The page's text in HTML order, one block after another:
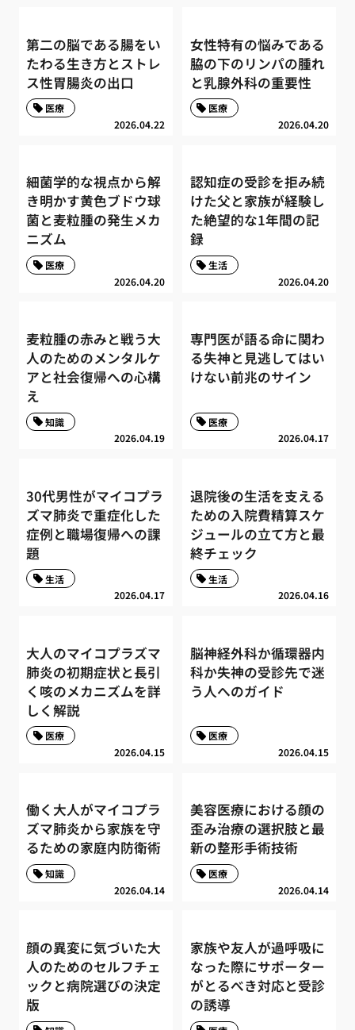
第二の脳である腸をい
たわる生き方とストレ
ス性胃腸炎の出口
2026.04.22
医療
女性特有の悩みである
脇の下のリンパの腫れ
と乳腺外科の重要性
2026.04.20
医療
細菌学的な視点から解
き明かす黄色ブドウ球
菌と麦粒腫の発生メカ
ニズム
2026.04.20
医療
認知症の受診を拒み続
けた父と家族が経験し
た絶望的な1年間の記
録
2026.04.20
生活
麦粒腫の赤みと戦う大
人のためのメンタルケ
アと社会復帰への心構
え
2026.04.19
知識
専門医が語る命に関わ
る失神と見逃してはい
けない前兆のサイン
2026.04.17
医療
30代男性がマイコプラ
ズマ肺炎で重症化した
症例と職場復帰への課
題
2026.04.17
生活
退院後の生活を支える
ための入院費精算スケ
ジュールの立て方と最
終チェック
2026.04.16
生活
大人のマイコプラズマ
肺炎の初期症状と長引
く咳のメカニズムを詳
しく解説
2026.04.15
医療
脳神経外科か循環器内
科か失神の受診先で迷
う人へのガイド
2026.04.15
医療
働く大人がマイコプラ
ズマ肺炎から家族を守
るための家庭内防衛術
2026.04.14
知識
美容医療における顔の
歪み治療の選択肢と最
新の整形手術技術
2026.04.14
医療
顔の異変に気づいた大
人のためのセルフチェ
ックと病院選びの決定
版
家族や友人が過呼吸に
なった際にサポーター
がとるべき対応と受診
の誘導